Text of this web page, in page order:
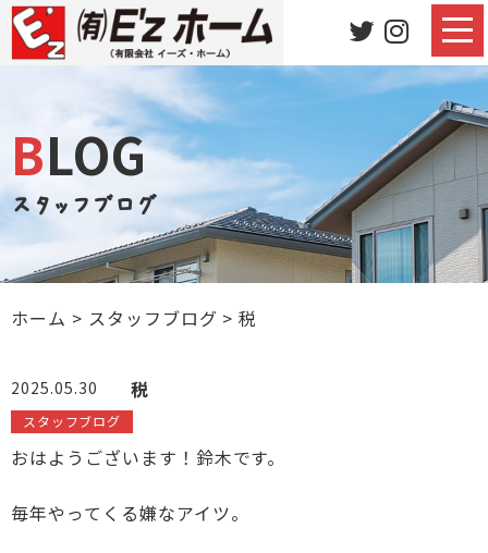
BLOG
スタッフブログ
ホーム > スタッフブログ >税
2025.05.30 税
スタッフブログ
おはようございます！鈴木です。
毎年やってくる嫌なアイツ。